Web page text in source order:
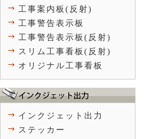
工事案内板(反射)
工事警告表示板
工事警告表示板(反射)
スリム工事看板(反射)
オリジナル工事看板
インクジェット出力
ステッカー